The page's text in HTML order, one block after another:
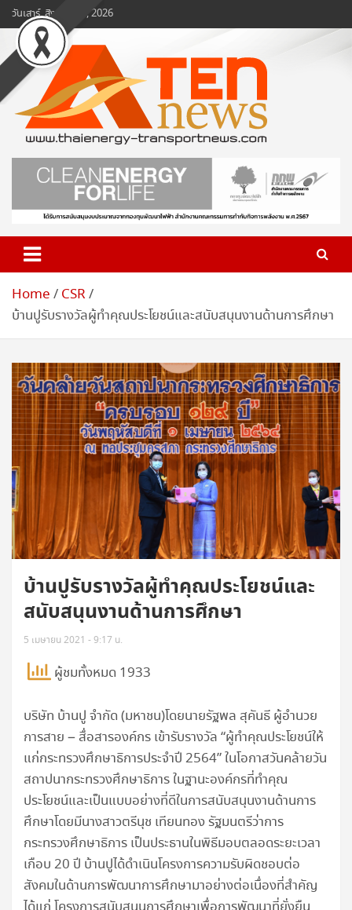
Skip
to
content
วันเสาร์, สิงหาคม 8, 2026
www.ten-news.com
ข่าวพลังงานและคมนาคม
Home
CSR
บ้านปูรับรางวัลผู้ทำคุณประโยชน์และสนับสนุนงานด้านการศึกษา
บ้านปูรับรางวัลผู้ทำคุณประโยชน์และ
สนับสนุนงานด้านการศึกษา
5 เมษายน 2021 - 9:17 น.
ผู้ชมทั้งหมด 1933
บริษัท บ้านปู จำกัด (มหาชน)โดยนายรัฐพล สุคันธี ผู้อำนวย
การสาย – สื่อสารองค์กร เข้ารับรางวัล “ผู้ทำคุณประโยชน์ให้
แก่กระทรวงศึกษาธิการประจำปี 2564” ในโอกาสวันคล้ายวัน
สถาปนากระทรวงศึกษาธิการ ในฐานะองค์กรที่ทำคุณ
ประโยชน์และเป็นแบบอย่างที่ดีในการสนับสนุนงานด้านการ
ศึกษาโดยมีนางสาวตรีนุช เทียนทอง รัฐมนตรีว่าการ
กระทรวงศึกษาธิการ เป็นประธานในพิธีมอบตลอดระยะเวลา
เกือบ 20 ปี บ้านปูได้ดำเนินโครงการความรับผิดชอบต่อ
สังคมในด้านการพัฒนาการศึกษามาอย่างต่อเนื่องที่สำคัญ